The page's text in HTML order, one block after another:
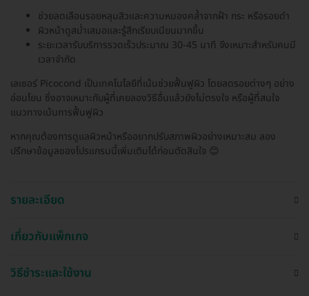
ช่วยลดเลือนรอยหลุมสิวและความหมองคล้ำจากฝ้า กระ หรือรอยดำ
ผิวหน้าดูสม่ำเสมอและรู้สึกเรียบเนียนมากขึ้น
ระยะเวลารับบริการรวดเร็วประมาณ 30-45 นาที จึงเหมาะสำหรับคนมี
เวลาจำกัด
เลเซอร์ Picocond เป็นเทคโนโลยีที่เน้นช่วยฟื้นฟูผิว โดยลดรอยต่างๆ อย่าง
อ่อนโยน ซึ่งอาจเหมาะกับผู้ที่เคยลองวิธีอื่นแล้วยังไม่ตรงใจ หรือผู้ที่สนใจ
แนวทางเน้นการฟื้นฟูผิว
หากคุณต้องการดูแลผิวหน้าหรืออยากปรับสภาพผิวอย่างเหมาะสม ลอง
ปรึกษาข้อมูลของโปรแกรมนี้เพิ่มเติมได้ก่อนตัดสินใจ 😊
รายละเอียด
เกี่ยวกับแพ็กเกจ
วิธีชำระและใช้งาน